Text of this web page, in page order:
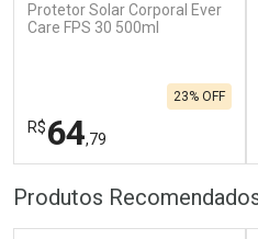
Protetor Solar Corporal Ever
Care FPS 30 500ml
R$64,79
23% OFF
Produtos